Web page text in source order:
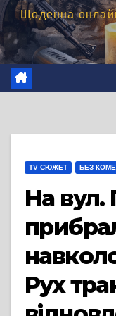
Щоденна
TV СЮЖЕТ БЕЗ
На вул.
Рух